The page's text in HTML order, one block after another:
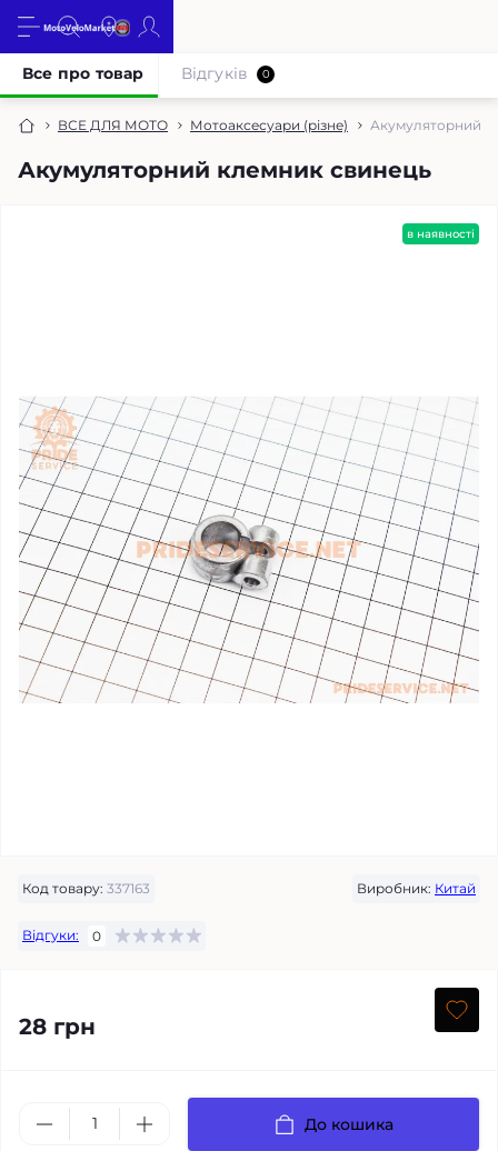
ВСЕ ДЛЯ МОТО Мотоаксесуари (різне) Акумуляторний
Акумуляторний клемник свинець
Все про товар Відгуків 0
в наявності
Код товару: 337163 Виробник: Китай
Відгуки: 0
28 грн
До кошика